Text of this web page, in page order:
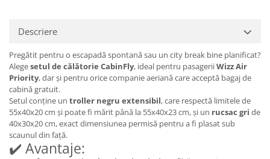
Descriere
Pregătit pentru o escapadă spontană sau un city break bine planificat?
Alegesetul de călătorie CabinFly, ideal pentru pasageriiWizz Air
Priority, dar și pentru orice companie aeriană care acceptă bagaj de
cabină gratuit.
Setul conține un troller negru extensibil, care respectă limitele de
55x40x20 cm și poate fi mărit până la 55x40x23 cm, și un rucsac gri de
40x30x20 cm, exact dimensiunea permisă pentru a fi plasat sub
scaunul din față.
✔️ Avantaje: